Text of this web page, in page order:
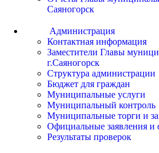
Саяногорск
Администрация
Контактная информация
Заместители Главы
г.Саяногорск
Структура администрации
Бюджет для граждан
Муниципальные услуги
Муниципальный контроль
Муниципальные торги и
Официальные заявления и
Результаты проверок